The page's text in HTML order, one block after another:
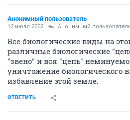
Анонимный пользователь
12 июля 2002 Анонимный
Все биологические виды на
различные биологические
"звено" и вся "цепь"
уничтожение биологического
избавление этой земле.
ОТВЕТИТЬ